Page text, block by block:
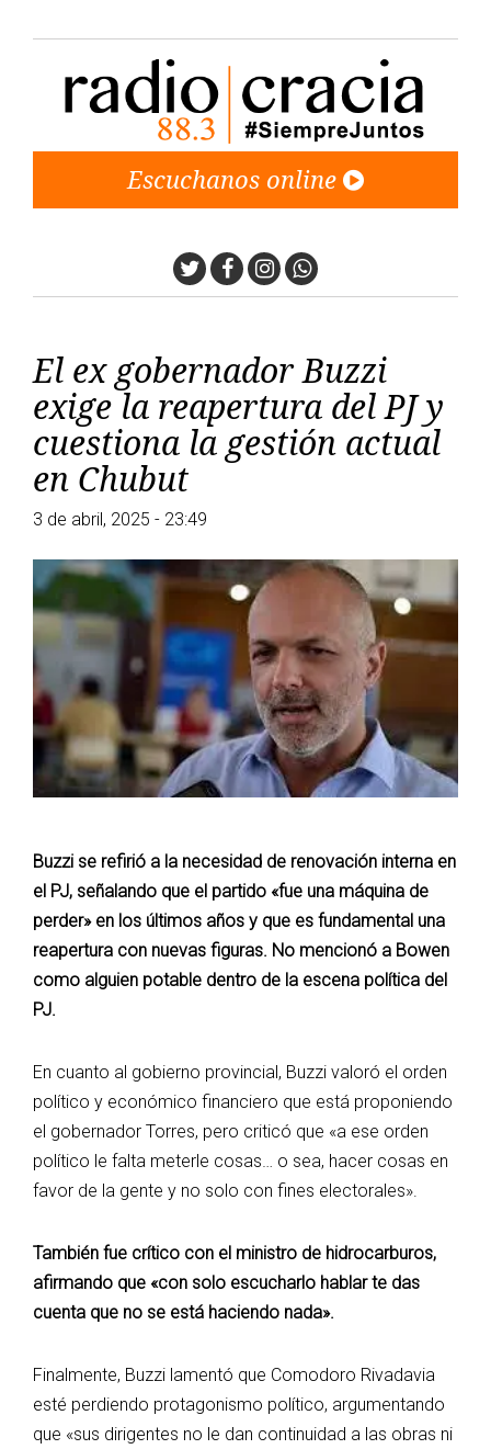
Escuchanos online
TwitterFacebook
Instagram
Whatsapp
El ex gobernador Buzzi
exige la reapertura del PJ y
cuestiona la gestión actual
en Chubut
3 de abril, 2025 - 23:49
Buzzi se refirió a la necesidad de renovación interna en
el PJ, señalando que el partido «fue una máquina de
perder» en los últimos años y que es fundamental una
reapertura con nuevas figuras. No mencionó a Bowen
como alguien potable dentro de la escena política del
PJ.
En cuanto al gobierno provincial, Buzzi valoró el orden
político y económico financiero que está proponiendo
el gobernador Torres, pero criticó que «a ese orden
político le falta meterle cosas… o sea, hacer cosas en
favor de la gente y no solo con fines electorales».
También fue crítico con el ministro de hidrocarburos,
afirmando que «con solo escucharlo hablar te das
cuenta que no se está haciendo nada».
Finalmente, Buzzi lamentó que Comodoro Rivadavia
esté perdiendo protagonismo político, argumentando
que «sus dirigentes no le dan continuidad a las obras ni